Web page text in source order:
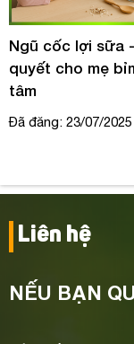
Ngũ cốc lợi sữa
quyết cho mẹ
tâm
Đã đăng: 23/07/2025
Liên hệ
NẾU BẠN